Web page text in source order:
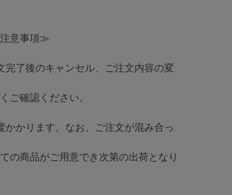
意事項≫
了後のキャンセル、ご注文内容の変
ご確認ください。
かります。なお、ご注文が混み合っ
の商品がご用意でき次第の出荷となり